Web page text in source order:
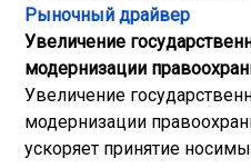
Рыночный драйвер
Увеличение
модернизации
Увеличение
модернизации
ускоряет принятие